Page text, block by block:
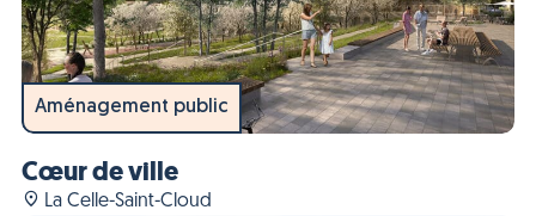
Aménagement public
Cœur de ville
La Celle-Saint-Cloud